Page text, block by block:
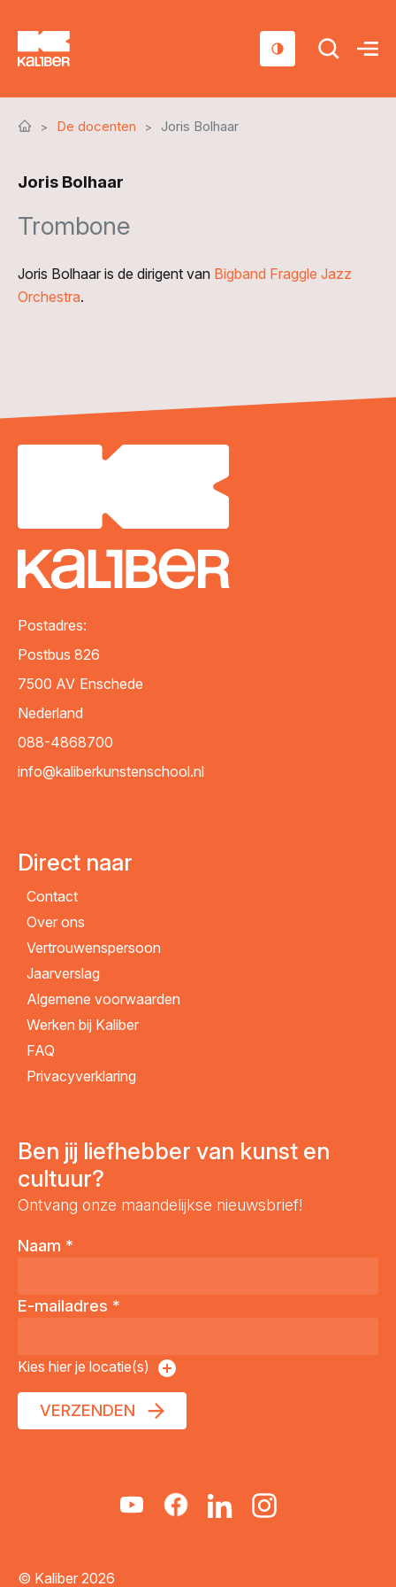
Sociaal domein
Over ons
Contact
De docenten Joris Bolhaar
Joris Bolhaar
Trombone
Joris Bolhaar is de dirigent van Bigband Fraggle Jazz
Orchestra.
Postadres:
Postbus 826
7500 AV Enschede
Nederland
088-4868700
info@kaliberkunstenschool.nl
Direct naar
Contact
Over ons
Vertrouwenspersoon
Jaarverslag
Algemene voorwaarden
Werken bij Kaliber
FAQ
Privacyverklaring
Ben jij liefhebber van kunst en
cultuur?
Ontvang onze maandelijkse nieuwsbrief!
Naam *
E-mailadres *
Kies hier je locatie(s)
VERZENDEN
© Kaliber 2026